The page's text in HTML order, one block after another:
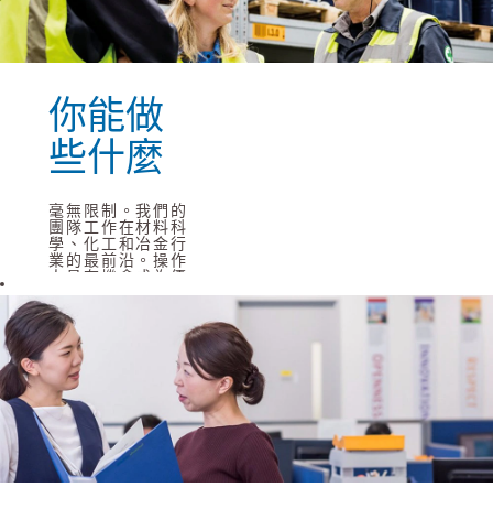
家提供並創造基於
材料的解決方案的
領先企業，為人類
造福。為實現這一
回收、電氣化和清
潔空氣這三個領
域。
閱讀更多
你能做
些什麼
毫無限制。我們的
團隊工作在材料科
學、化工和冶金行
業的最前沿。操作
人員有機會成為優
美科最先進的生產
工藝的一份子。我
們的支持團隊在支
持業務增長方面發
揮至關重要的作
用。我們的管理人
員從事著令人鼓舞
而又充滿挑戰的項
目。研發專家開發
的技術能解決從清
潔移動到資源短缺
等各類問題。應屆